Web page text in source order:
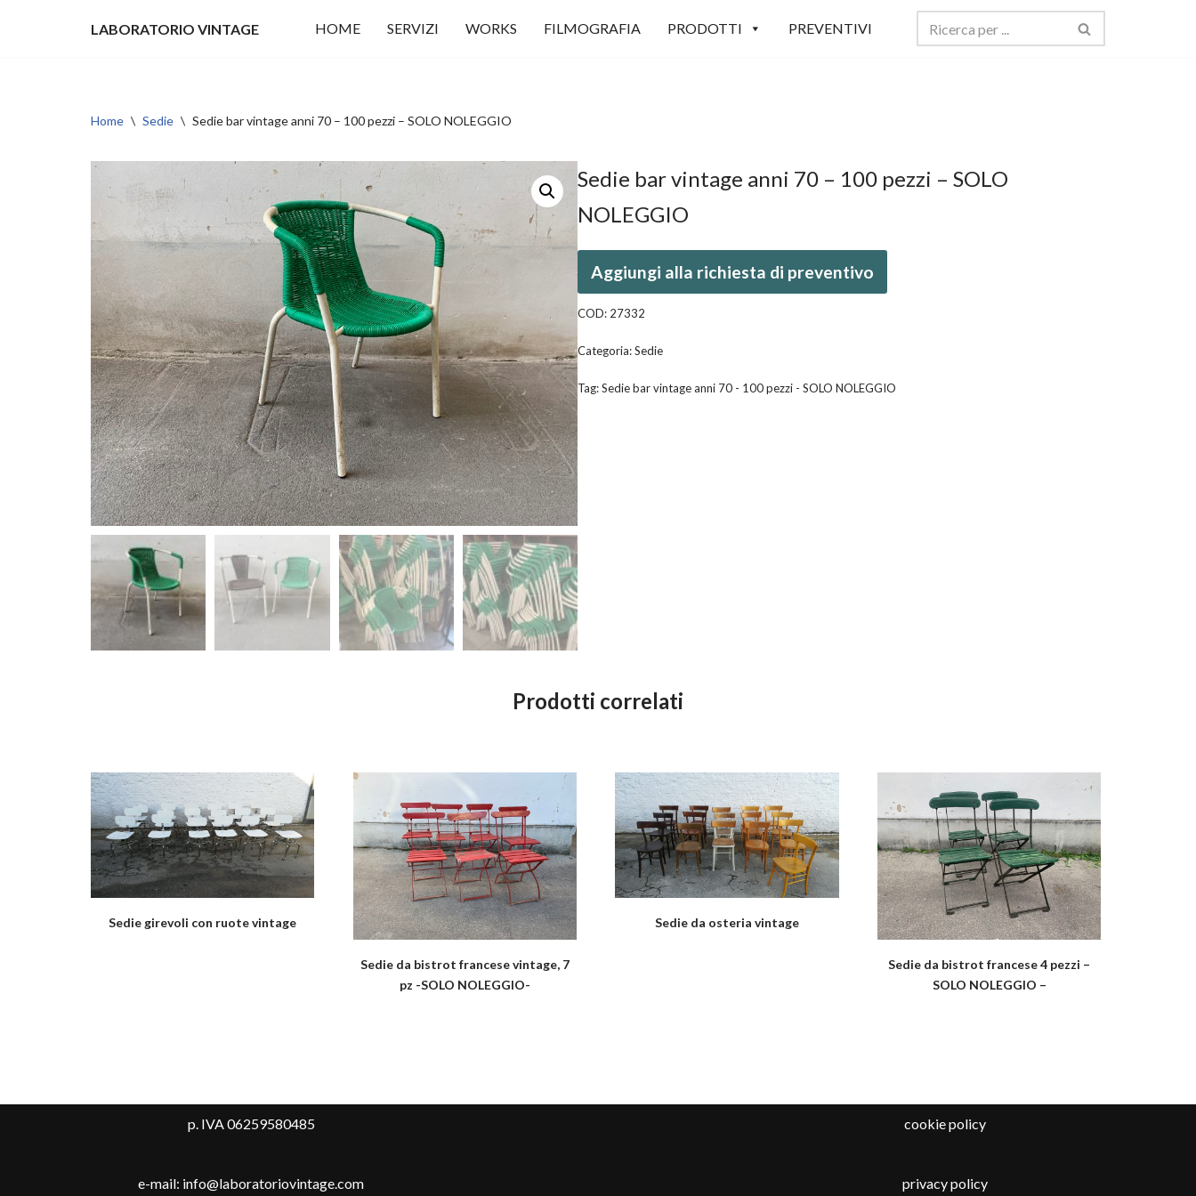
LABORATORIO VINTAGE HOME SERVIZI WORKS FILMOGRAFIA PRODOTTI PREVENTIVI
Home \ Sedie \ Sedie bar vintage anni 70 – 100 pezzi – SOLO NOLEGGIO
Sedie bar vintage anni 70 – 100 pezzi – SOLO
NOLEGGIO
Aggiungi alla richiesta di preventivo
COD: 27332
Categoria:Sedie
Tag:Sedie bar vintage anni 70 - 100 pezzi - SOLO NOLEGGIO
Prodotti correlati
Sedie girevoli con ruote vintage
Sedie da bistrot francese vintage, 7
pz -SOLO NOLEGGIO-
Sedie da osteria vintage
Sedie da bistrot francese 4 pezzi –
SOLO NOLEGGIO –
p. IVA 06259580485
e-mail: info@laboratoriovintage.com
cookie policy
privacy policy